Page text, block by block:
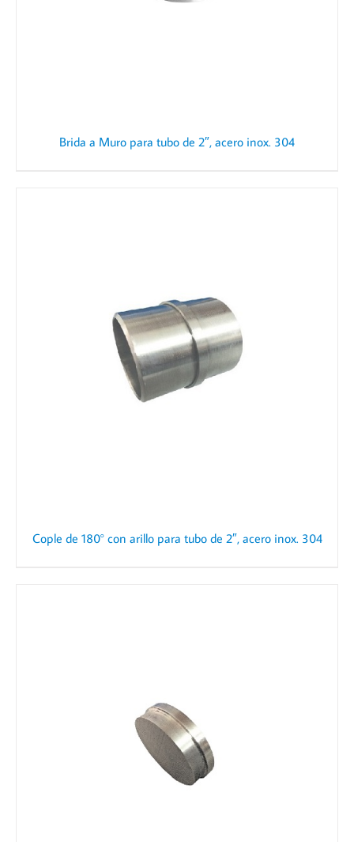
Brida a Muro para tubo de 2″, acero inox. 304
Cople de 180° con arillo para tubo de 2″, acero inox. 304